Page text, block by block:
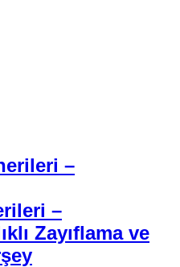
–
Zayıflama ve